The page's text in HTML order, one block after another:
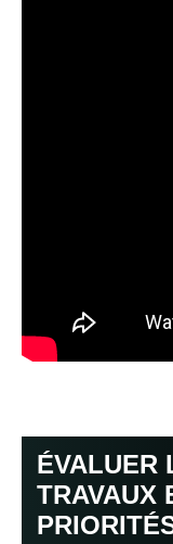
ÉVALUER
TRAVAUX